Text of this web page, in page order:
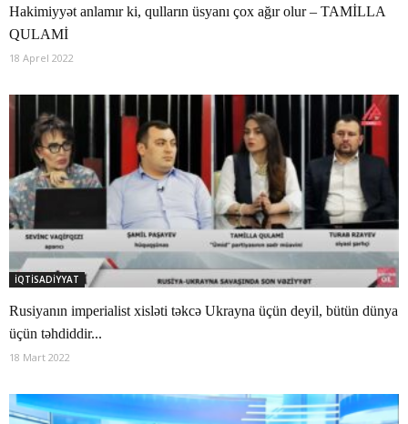
Hakimiyyət anlamır ki, qulların üsyanı çox ağır olur – TAMİLLA
QULAMİ
18 Aprel 2022
İQTİSADİYYAT
Rusiyanın imperialist xisləti təkcə Ukrayna üçün deyil, bütün dünya
üçün təhdiddir...
18 Mart 2022